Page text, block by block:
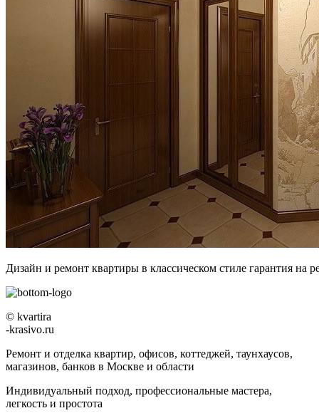
Дизайн и ремонт квартиры в классическом стиле гарантия на
© kvartira
-krasivo.ru
Ремонт и отделка квартир, офисов, коттеджей, таунхаусов,
магазинов, банков в Москве и области
Индивидуальный подход, профессиональные мастера,
легкость и простота